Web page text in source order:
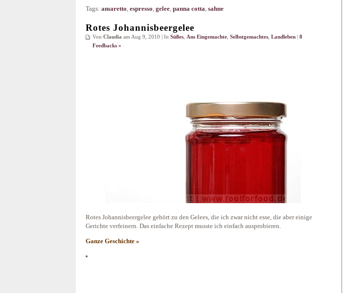
Tags: amaretto, espresso, gelee, panna cotta, sahne
Rotes Johannisbeergelee
Von Claudia am Aug 9, 2010 | In Süßes, Ans Eingemachte, Selbstgemachtes, Landleben
8
Feedbacks »
Rotes Johannisbeergelee gehört zu den Gelees, die ich zwar nicht esse, die aber einige
Gerichte verfeinern. Das einfache Rezept musste ich einfach ausprobieren.
Ganze Geschichte »